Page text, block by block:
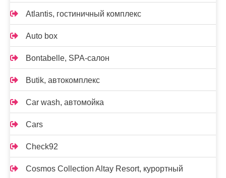
Atlantis, гостиничный комплекс
Auto box
Bontabelle, SPA-салон
Butik, автокомплекс
Car wash, автомойка
Cars
Check92
Cosmos Collection Altay Resort, курортный